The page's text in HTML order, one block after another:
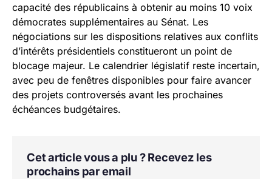
capacité des républicains à obtenir au moins 10 voix
démocrates supplémentaires au Sénat. Les
négociations sur les dispositions relatives aux conflits
d’intérêts présidentiels constitueront un point de
blocage majeur. Le calendrier législatif reste incertain,
avec peu de fenêtres disponibles pour faire avancer
des projets controversés avant les prochaines
échéances budgétaires.
Cet article vous a plu ? Recevez les
prochains par email